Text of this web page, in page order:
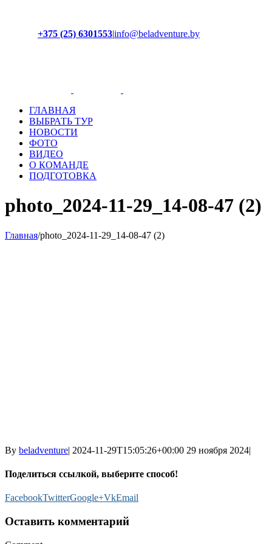
+375 (25) 6301553|info@beladventure.by
ГЛАВНАЯ
ВЫБРАТЬ ТУР
НОВОСТИ
ФОТО
ВИДЕО
О КОМАНДЕ
ПОДГОТОВКА
photo_2024-11-29_14-08-47 (2)
Главная/photo_2024-11-29_14-08-47 (2)
By beladventure| 2024-11-29T15:05:26+00:00 29 ноября 2024|
Поделиться ссылкой, выберите способ!
FacebookTwitterGoogle+VkEmail
Оставить комментарий